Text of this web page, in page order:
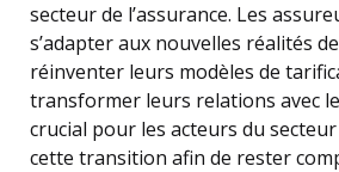
secteur de l’assurance. Les
s’adapter aux nouvelles réalités
réinventer leurs modèles de
transformer leurs relations avec
crucial pour les acteurs du
cette transition afin de rester